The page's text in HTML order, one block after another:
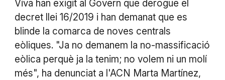
Viva han exigit al Govern que derogue el
decret llei 16/2019 i han demanat que es
blinde la comarca de noves centrals
eòliques. "Ja no demanem la no-massificació
eòlica perquè ja la tenim; no volem ni un molí
més", ha denunciat a l'ACN Marta Martínez,